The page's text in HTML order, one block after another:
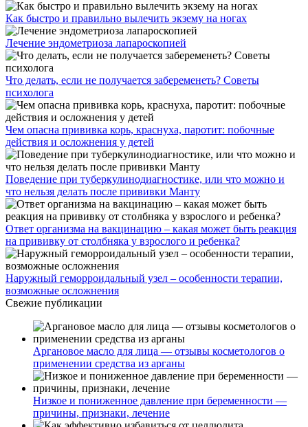
Как быстро и правильно вылечить экзему на ногах
Лечение эндометриоза лапароскопией
Что делать, если не получается забеременеть? Советы
психолога
Чем опасна прививка корь, краснуха, паротит: побочные
действия и осложнения у детей
Поведение при туберкулинодиагностике, или что можно и
что нельзя делать после прививки Манту
Ответ организма на вакцинацию – какая может быть реакция
на прививку от столбняка у взрослого и ребенка?
Наружный геморроидальный узел – особенности терапии,
возможные осложнения
Свежие публикации
Аргановое масло для лица — отзывы косметологов о
применении средства из арганы
Низкое и пониженное давление при беременности —
причины, признаки, лечение